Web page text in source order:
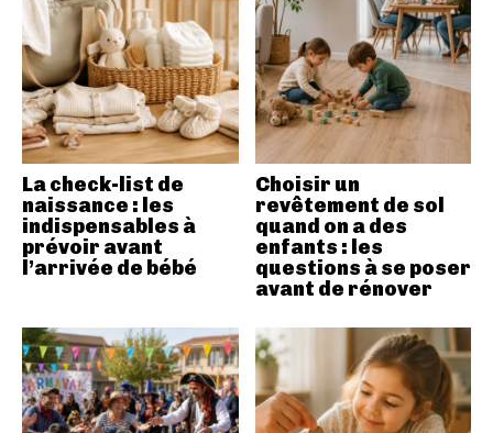
La check-list de
naissance : les
indispensables à
prévoir avant
l’arrivée de bébé
Choisir un
revêtement de sol
quand on a des
enfants : les
questions à se poser
avant de rénover